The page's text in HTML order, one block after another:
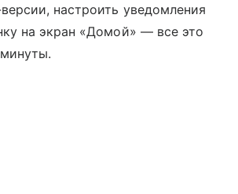
настроить уведомления
на экран «Домой» — все это